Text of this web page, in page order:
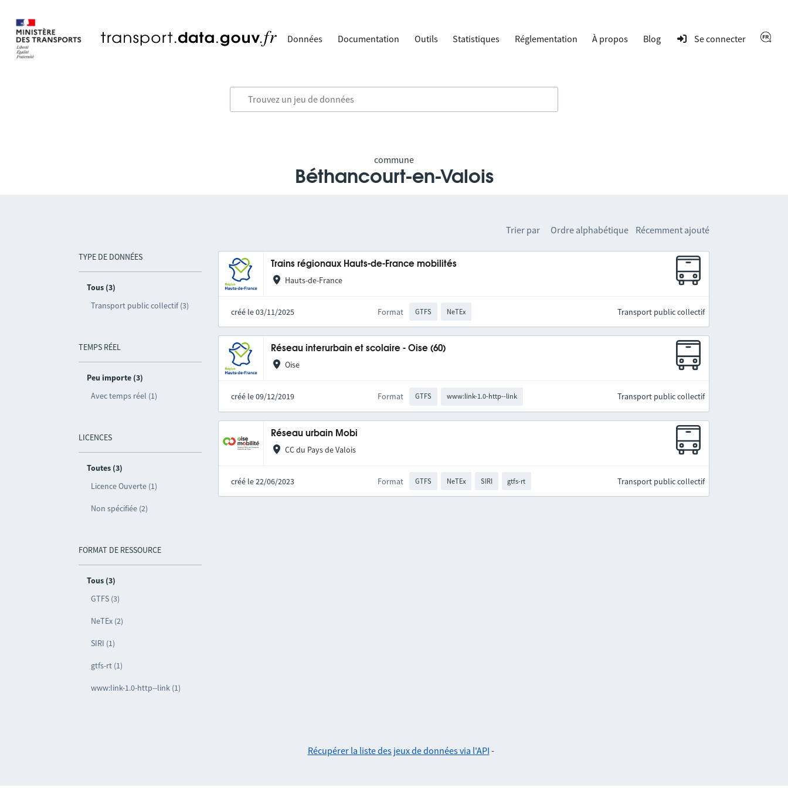
Données Documentation Outils Statistiques Réglementation À propos Blog Se connecter
commune
Béthancourt-en-Valois
TYPE DE DONNÉES
Tous (3)
Transport public collectif (3)
TEMPS RÉEL
Peu importe (3)
Avec temps réel (1)
LICENCES
Toutes (3)
Licence Ouverte (1)
Non spécifiée (2)
FORMAT DE RESSOURCE
Tous (3)
GTFS (3)
NeTEx (2)
SIRI (1)
gtfs-rt (1)
www:link-1.0-http--link (1)
Trier par Ordre alphabétique Récemment ajouté
Trains régionaux Hauts-de-France mobilités
Hauts-de-France
créé le 03/11/2025 Format GTFS NeTEx Transport public collectif
Réseau interurbain et scolaire - Oise (60)
Oise
créé le 09/12/2019 Format GTFS www:link-1.0-http--link Transport public collectif
Réseau urbain Mobi
CC du Pays de Valois
créé le 22/06/2023 Format GTFS NeTEx SIRI gtfs-rt Transport public collectif
Récupérer la liste des jeux de données via l'API -